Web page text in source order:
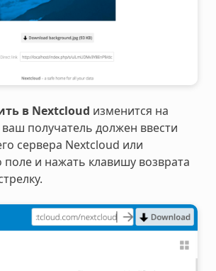
в Nextcloud изменится на
получатель должен ввести
сервера Nextcloud или
поле и нажать клавишу возврата